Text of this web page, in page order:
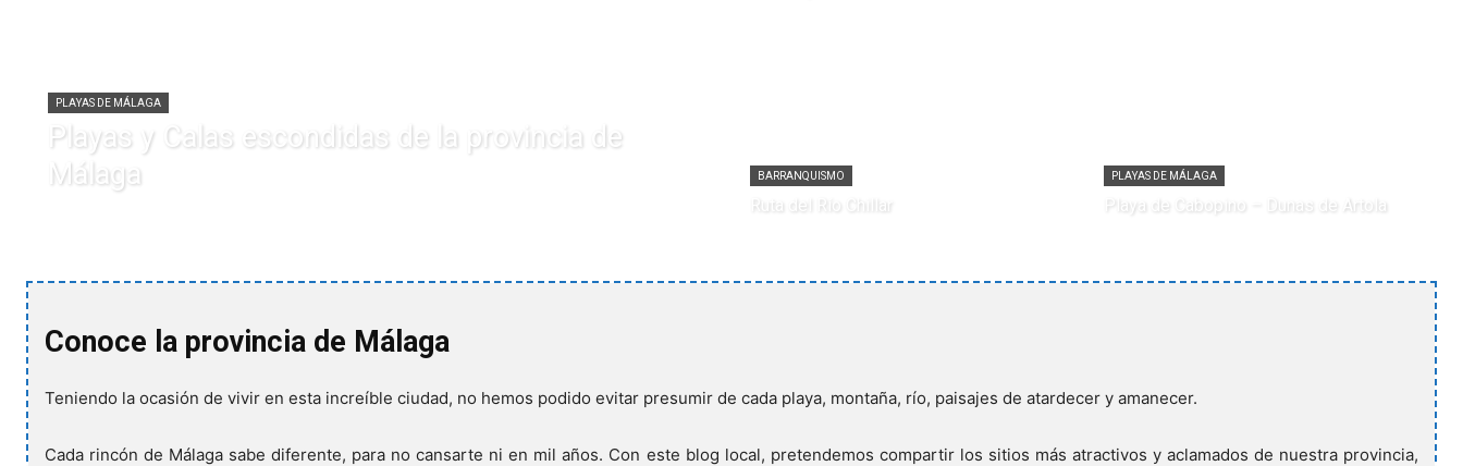
PLAYAS DE MÁLAGA
Playas y Calas escondidas de la provincia de
Málaga
BARRANQUISMO
Ruta del Río Chillar
PLAYAS DE MÁLAGA
Playa de Cabopino – Dunas de Artola
Conoce la provincia de Málaga
Teniendo la ocasión de vivir en esta increíble ciudad, no hemos podido evitar presumir de cada playa, montaña, río, paisajes de atardecer y amanecer.
Cada rincón de Málaga sabe diferente, para no cansarte ni en mil años. Con este blog local, pretendemos compartir los sitios más atractivos y aclamados de nuestra provincia,